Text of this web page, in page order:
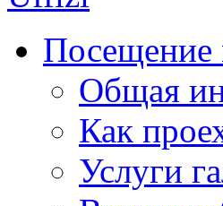
Посещение
Общая
Как
Услуги